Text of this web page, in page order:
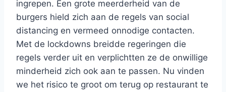
ingrepen. Een grote meerderheid van de
burgers hield zich aan de regels van social
distancing en vermeed onnodige contacten.
Met de lockdowns breidde regeringen die
regels verder uit en verplichtten ze de onwillige
minderheid zich ook aan te passen. Nu vinden
we het risico te groot om terug op restaurant te